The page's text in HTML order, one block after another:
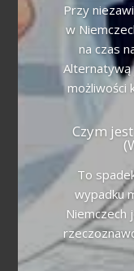
Przy
w
na czas
możliwości
Czym
To
wypadku